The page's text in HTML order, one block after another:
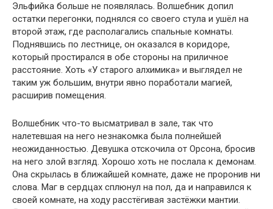
Эльфийка больше не появлялась. Волшебник допил
остатки перегонки, поднялся со своего стула и ушёл на
второй этаж, где располагались спальные комнаты.
Поднявшись по лестнице, он оказался в коридоре,
который простирался в обе стороны на приличное
расстояние. Хоть «У старого алхимика» и выглядел не
таким уж большим, внутри явно поработали магией,
расширив помещения.
Волшебник что-то высматривал в зале, так что
налетевшая на него незнакомка была полнейшей
неожиданностью. Девушка отскочила от Орсона, бросив
на него злой взгляд. Хорошо хоть не послала к демонам.
Она скрылась в ближайшей комнате, даже не проронив ни
слова. Маг в сердцах сплюнул на пол, да и направился к
своей комнате, на ходу расстёгивая застёжки мантии.